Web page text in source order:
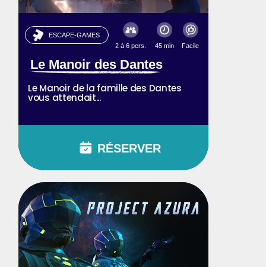
ESCAPE-GAMES
2 à 6 pers.
45 min Facile
Le Manoir des Dantes
Le Manoir de la famille des Dantes
vous attendait...
RÉSERVER